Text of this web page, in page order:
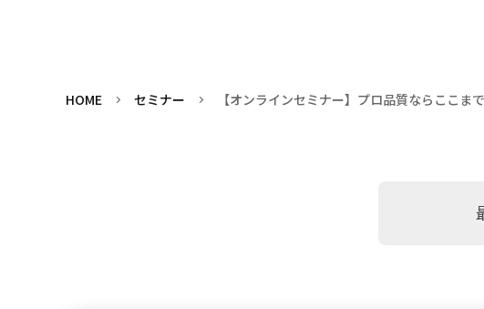
HOME セミナー 【オンラインセミナー】プロ品質ならここ